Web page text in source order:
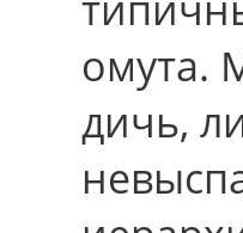
омута.
дичь,